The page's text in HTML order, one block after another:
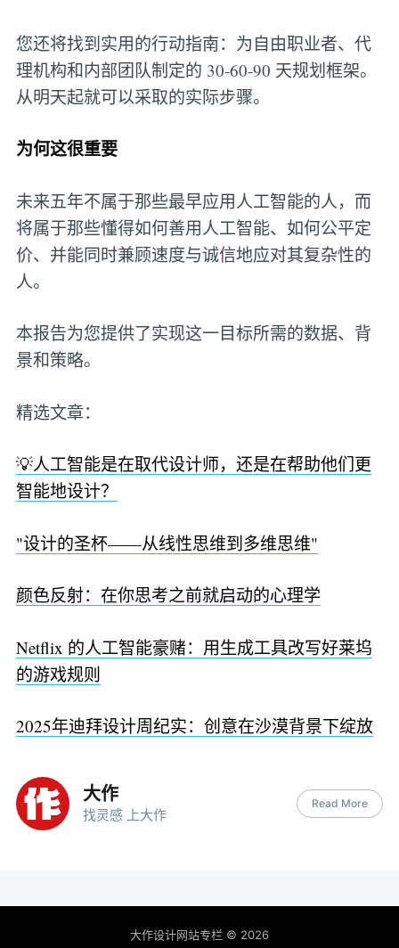
您还将找到实用的行动指南：为自由职业者、代
理机构和内部团队制定的 30-60-90 天规划框架。
从明天起就可以采取的实际步骤。
为何这很重要
未来五年不属于那些最早应用人工智能的人，而
将属于那些懂得如何善用人工智能、如何公平定
价、并能同时兼顾速度与诚信地应对其复杂性的
人。
本报告为您提供了实现这一目标所需的数据、背
景和策略。
精选文章：
💡人工智能是在取代设计师，还是在帮助他们更
智能地设计？
"设计的圣杯——从线性思维到多维思维"
颜色反射：在你思考之前就启动的心理学
Netflix 的人工智能豪赌：用生成工具改写好莱坞
的游戏规则
2025年迪拜设计周纪实：创意在沙漠背景下绽放
大作
找灵感 上大作
Read More
大作设计网站专栏 © 2026